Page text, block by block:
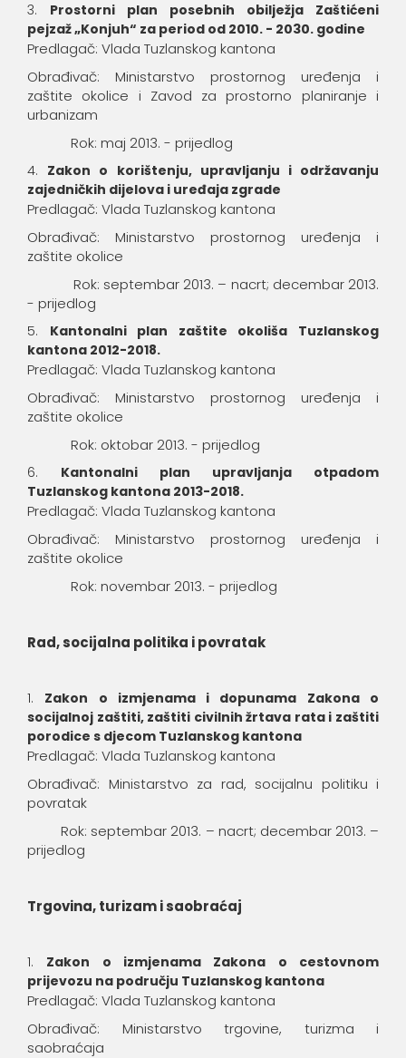
Prostorni plan posebnih obilježja Zaštićeni
pejzaž „Konjuh“ za period od 2010. - 2030. godine
Predlagač: Vlada Tuzlanskog kantona
Obrađivač: Ministarstvo prostornog uređenja i
zaštite okolice i Zavod za prostorno planiranje i
urbanizam
Rok: maj 2013. - prijedlog
Zakon o korištenju, upravljanju i održavanju
zajedničkih dijelova i uređaja zgrade
Predlagač: Vlada Tuzlanskog kantona
Obrađivač: Ministarstvo prostornog uređenja i
zaštite okolice
Rok: septembar 2013. – nacrt; decembar 2013.
- prijedlog
Kantonalni plan zaštite okoliša Tuzlanskog
kantona 2012-2018.
Predlagač: Vlada Tuzlanskog kantona
Obrađivač: Ministarstvo prostornog uređenja i
zaštite okolice
Rok: oktobar 2013. - prijedlog
Kantonalni plan upravljanja otpadom
Tuzlanskog kantona 2013-2018.
Predlagač: Vlada Tuzlanskog kantona
Obrađivač: Ministarstvo prostornog uređenja i
zaštite okolice
Rok: novembar 2013. - prijedlog
Rad, socijalna politika i povratak
Zakon o izmjenama i dopunama Zakona o
socijalnoj zaštiti, zaštiti civilnih žrtava rata i zaštiti
porodice s djecom Tuzlanskog kantona
Predlagač: Vlada Tuzlanskog kantona
Obrađivač: Ministarstvo za rad, socijalnu politiku i
povratak
Rok: septembar 2013. – nacrt; decembar 2013. –
prijedlog
Trgovina, turizam i saobraćaj
Zakon o izmjenama Zakona o cestovnom
prijevozu na području Tuzlanskog kantona
Predlagač: Vlada Tuzlanskog kantona
Obrađivač: Ministarstvo trgovine, turizma i
saobraćaja